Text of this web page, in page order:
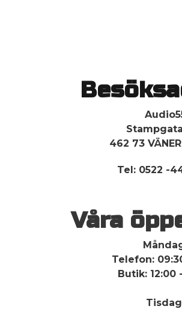
462 73
Tel: 0522 -
Våra
Telefon:
Butik: 12:00